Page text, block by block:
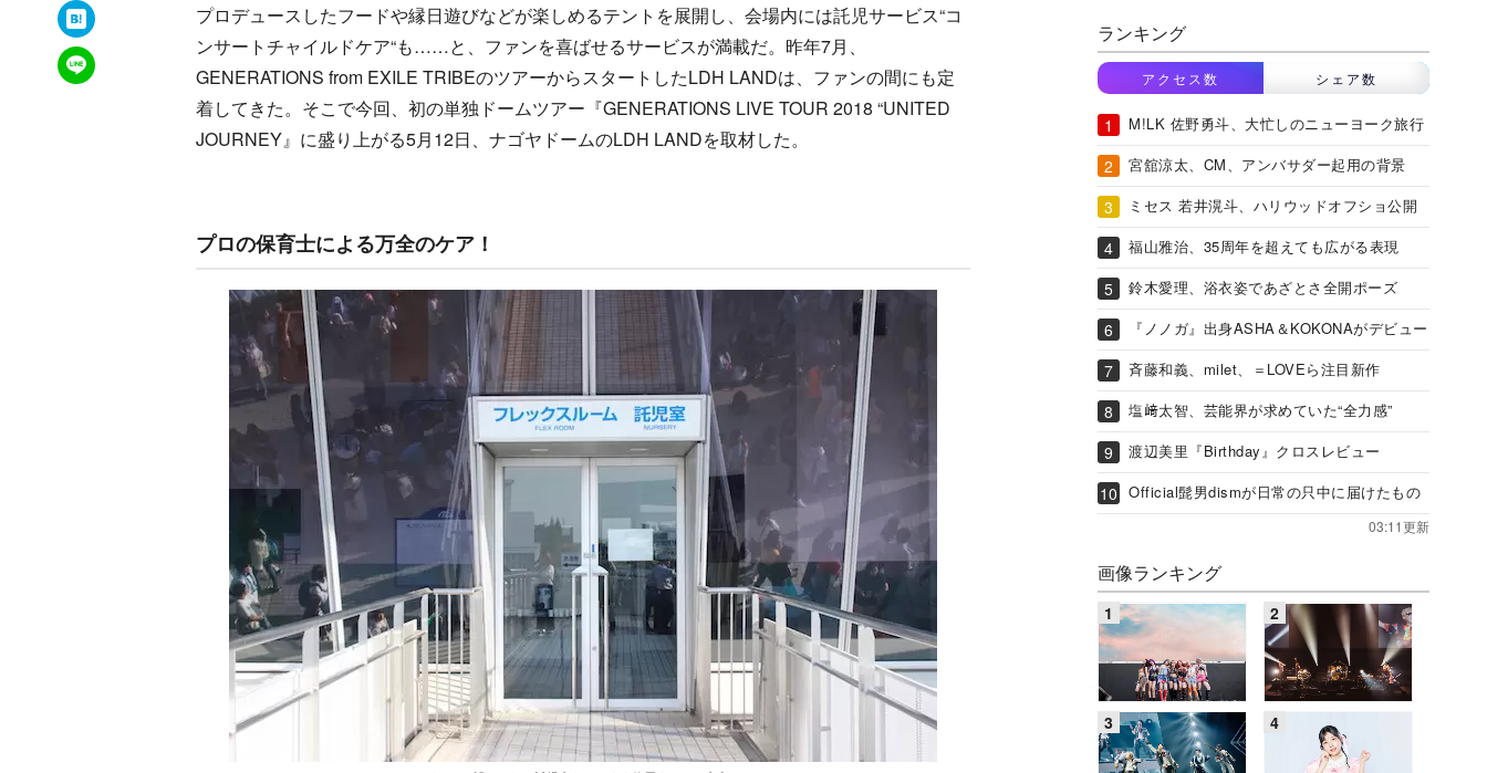
はてなブックマーク
LINEで送る
プロデュースしたフードや縁日遊びなどが楽しめるテントを展開し、会場内には託児サービス“コ
ンサートチャイルドケア“も……と、ファンを喜ばせるサービスが満載だ。昨年7月、
GENERATIONS from EXILE TRIBEのツアーからスタートしたLDH LANDは、ファンの間にも定
着してきた。そこで今回、初の単独ドームツアー『GENERATIONS LIVE TOUR 2018 “UNITED
JOURNEY』に盛り上がる5月12日、ナゴヤドームのLDH LANDを取材した。
プロの保育士による万全のケア！
ランキング
アクセス数 シェア数
M!LK 佐野勇斗、大忙しのニューヨーク旅行
宮舘涼太、CM、アンバサダー起用の背景
ミセス 若井滉斗、ハリウッドオフショ公開
福山雅治、35周年を超えても広がる表現
鈴木愛理、浴衣姿であざとさ全開ポーズ
『ノノガ』出身ASHA＆KOKONAがデビュー
斉藤和義、milet、＝LOVEら注目新作
塩﨑太智、芸能界が求めていた“全力感”
渡辺美里『Birthday』クロスレビュー
Official髭男dismが日常の只中に届けたもの
03:11更新
画像ランキング